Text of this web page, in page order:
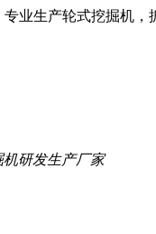
业生产轮式挖掘机
研发生产厂家